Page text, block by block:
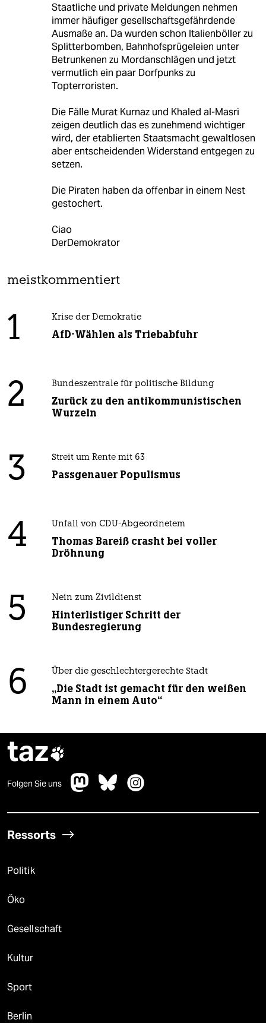
Staatliche und private Meldungen nehmen
immer häufiger gesellschaftsgefährdende
Ausmaße an. Da wurden schon Italienböller zu
Splitterbomben, Bahnhofsprügeleien unter
Betrunkenen zu Mordanschlägen und jetzt
vermutlich ein paar Dorfpunks zu
Topterroristen.
Die Fälle Murat Kurnaz und Khaled al-Masri
zeigen deutlich das es zunehmend wichtiger
wird, der etablierten Staatsmacht gewaltlosen
aber entscheidenden Widerstand entgegen zu
setzen.
Die Piraten haben da offenbar in einem Nest
gestochert.
Ciao
DerDemokrator
meistkommentiert
1 Krise der Demokratie
AfD-Wählen als Triebabfuhr
2 Bundeszentrale für politische Bildung
Zurück zu den antikommunistischen
Wurzeln
3 Streit um Rente mit 63
Passgenauer Populismus
4 Unfall von CDU-Abgeordnetem
Thomas Bareiß crasht bei voller
Dröhnung
5 Nein zum Zivildienst
Hinterlistiger Schritt der
Bundesregierung
6 Über die geschlechtergerechte Stadt
„Die Stadt ist gemacht für den weißen
Mann in einem Auto“
taz
Folgen Sie uns
Ressorts
Politik
Öko
Gesellschaft
Kultur
Sport
Berlin